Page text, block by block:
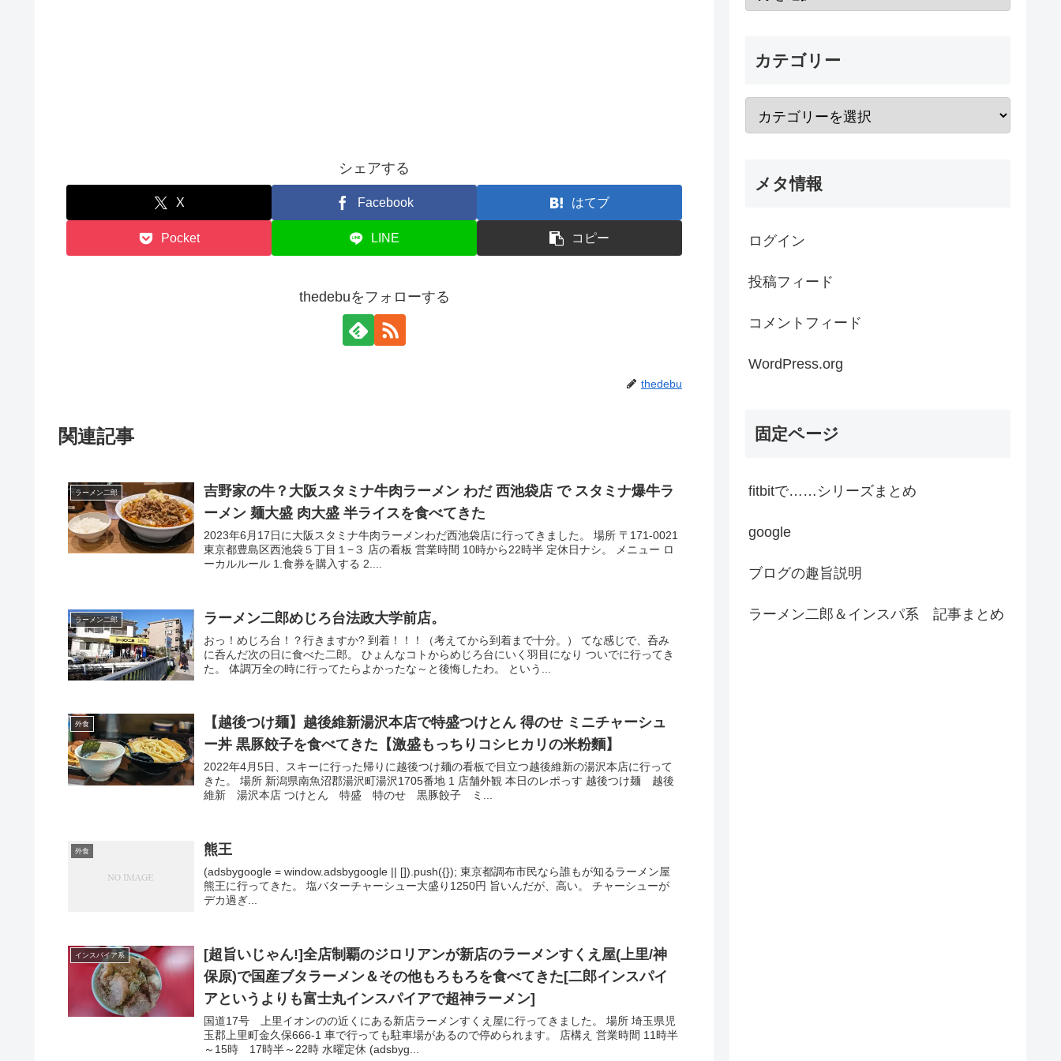
シェアする
X Facebook はてブ
Pocket LINE コピー
thedebuをフォローする
thedebu
関連記事
ラーメン二郎
吉野家の牛？大阪スタミナ牛肉ラーメン わだ 西池袋店 で スタミナ爆牛ラ
ーメン 麺大盛 肉大盛 半ライスを食べてきた
2023年6月17日に大阪スタミナ牛肉ラーメンわだ西池袋店に行ってきました。 場所 〒171-0021
東京都豊島区西池袋５丁目１−３ 店の看板 営業時間 10時から22時半 定休日ナシ。 メニュー ロ
ーカルルール 1.食券を購入する 2....
ラーメン二郎 ラーメン二郎めじろ台法政大学前店。
おっ！めじろ台！？行きますか? 到着！！！（考えてから到着まで十分。） てな感じで、呑み
に呑んだ次の日に食べた二郎。 ひょんなコトからめじろ台にいく羽目になり ついでに行ってき
た。 体調万全の時に行ってたらよかったな～と後悔したわ。 という...
外食
【越後つけ麺】越後維新湯沢本店で特盛つけとん 得のせ ミニチャーシュ
ー丼 黒豚餃子を食べてきた【激盛もっちりコシヒカリの米粉麵】
2022年4月5日、スキーに行った帰りに越後つけ麺の看板で目立つ越後維新の湯沢本店に行って
きた。 場所 新潟県南魚沼郡湯沢町湯沢1705番地 1 店舗外観 本日のレポっす 越後つけ麺 越後
維新 湯沢本店 つけとん 特盛 特のせ 黒豚餃子 ミ...
外食 熊王
(adsbygoogle = window.adsbygoogle || []).push({}); 東京都調布市民なら誰もが知るラーメン屋
熊王に行ってきた。 塩バターチャーシュー大盛り1250円 旨いんだが、高い。 チャーシューが
デカ過ぎ...
インスパイア系
[超旨いじゃん!]全店制覇のジロリアンが新店のラーメンすくえ屋(上里/神
保原)で国産ブタラーメン＆その他もろもろを食べてきた[二郎インスパイ
アというよりも富士丸インスパイアで超神ラーメン]
国道17号 上里イオンのの近くにある新店ラーメンすくえ屋に行ってきました。 場所 埼玉県児
玉郡上里町金久保666-1 車で行っても駐車場があるので停められます。 店構え 営業時間 11時半
～15時 17時半～22時 水曜定休 (adsbyg...
カテゴリー
メタ情報
ログイン
投稿フィード
コメントフィード
WordPress.org
固定ページ
fitbitで……シリーズまとめ
google
ブログの趣旨説明
ラーメン二郎＆インスパ系 記事まとめ